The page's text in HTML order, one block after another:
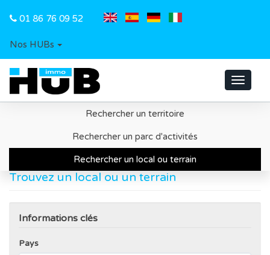
01 86 76 09 52
Nos HUBs
Toggle
Rechercher un territoire
Rechercher un parc d'activités
Rechercher un local ou terrain
Recherche d'un local ou d'un terrain
Trouvez un local ou un terrain
Informations clés
Pays